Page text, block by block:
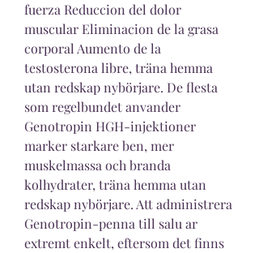
fuerza Reduccion del dolor
muscular Eliminacion de la grasa
corporal Aumento de la
testosterona libre, träna hemma
utan redskap nybörjare. De flesta
som regelbundet anvander
Genotropin HGH-injektioner
marker starkare ben, mer
muskelmassa och branda
kolhydrater, träna hemma utan
redskap nybörjare. Att administrera
Genotropin-penna till salu ar
extremt enkelt, eftersom det finns